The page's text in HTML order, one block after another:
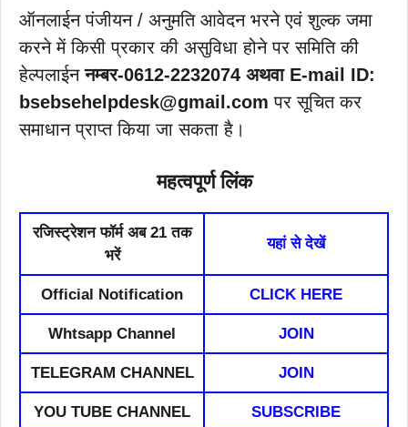
ऑनलाईन पंजीयन / अनुमति आवेदन भरने एवं शुल्क जमा
करने में किसी प्रकार की असुविधा होने पर समिति की
हेल्पलाईननम्बर-0612-2232074 अथवा E-mail ID:
bsebsehelpdesk@gmail.com पर सूचित कर
समाधान प्राप्त किया जा सकता है।
महत्वपूर्ण लिंक
रजिस्ट्रेशन फॉर्म अब 21 तक
भरें
यहां से देखें
Official Notification CLICK HERE
Whtsapp Channel JOIN
TELEGRAM CHANNEL JOIN
YOU TUBE CHANNEL SUBSCRIBE